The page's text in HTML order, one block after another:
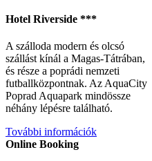
Hotel Riverside ***
A szálloda modern és olcsó
szállást kínál a Magas-Tátrában,
és része a poprádi nemzeti
futballközpontnak. Az AquaCity
Poprad Aquapark mindössze
néhány lépésre található.
További információk
Online Booking